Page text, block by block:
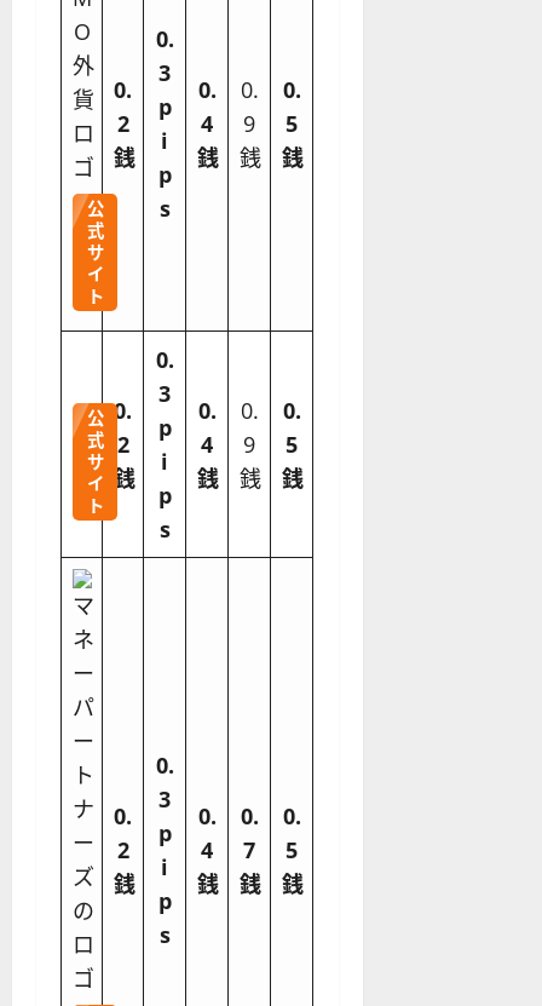
公
式
サ
イ
ト
0.
2
銭
0.
3
p
i
p
s
0.
4
銭
0.
9
銭
0.
5
銭
公
式
サ
イ
ト
0.
2
銭
0.
3
p
i
p
s
0.
4
銭
0.
9
銭
0.
5
銭
0.
2
銭
0.
3
p
i
p
s
0.
4
銭
0.
7
銭
0.
5
銭